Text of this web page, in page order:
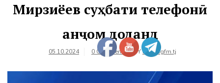
Мирзиёев суҳбати телефонӣ
анҷом доданд
05.10.2024 0 Comments BYfarhangfm.tj